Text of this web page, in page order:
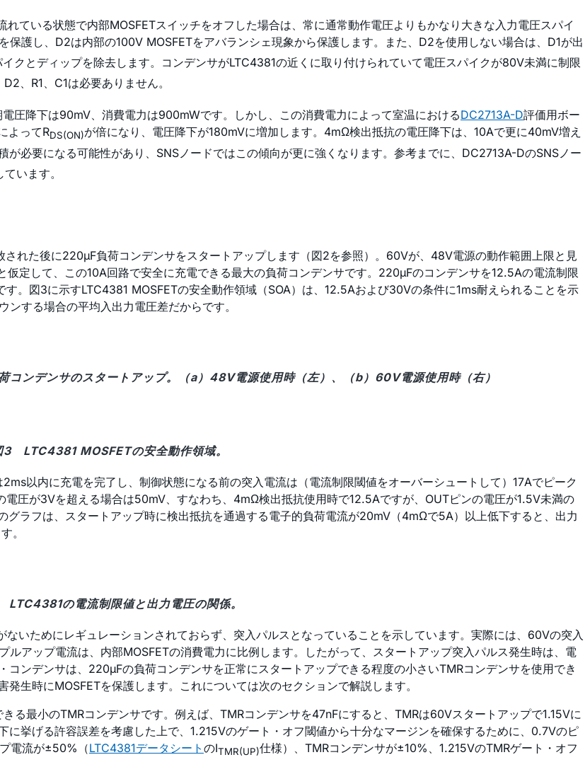
ている状態で内部MOSFETスイッチをオフした場合は、常に通常動作電圧よりもかなり大きな入力電圧スパイ
保護し、D2は内部の100V MOSFETをアバランシェ現象から保護します。また、D2を使用しない場合は、D1が出
クとディップを除去します。コンデンサがLTC4381の近くに取り付けられていて電圧スパイクが80V未満に制限
、R1、C1は必要ありません。
圧降下は90mV、消費電力は900mWです。しかし、この消費電力によって室温におけるDC2713A-D評価用ボー
よってRDS(ON)が倍になり、電圧降下が180mVに増加します。4mΩ検出抵抗の電圧降下は、10Aで更に40mV増え
必要になる可能性があり、SNSノードではこの傾向が更に強くなります。参考までに、DC2713A-DのSNSノー
います。
れた後に220µF負荷コンデンサをスタートアップします（図2を参照）。60Vが、48V電源の動作範囲上限と見
定して、この10A回路で安全に充電できる最大の負荷コンデンサです。220µFのコンデンサを12.5Aの電流制限
図3に示すLTC4381 MOSFETの安全動作領域（SOA）は、12.5Aおよび30Vの条件に1ms耐えられることを示
する場合の平均入出力電圧差だからです。
ンデンサのスタートアップ。（a）48V電源使用時（左）、（b）60V電源使用時（右）
3 LTC4381 MOSFETの安全動作領域。
以内に充電を完了し、制御状態になる前の突入電流は（電流制限閾値をオーバーシュートして）17Aでピーク
圧が3Vを超える場合は50mV、すなわち、4mΩ検出抵抗使用時で12.5Aですが、OUTピンの電圧が1.5V未満の
ラフは、スタートアップ時に検出抵抗を通過する電子的負荷電流が20mV（4mΩで5A）以上低下すると、出力
。
の電流制限値と出力電圧の関係。
いためにレギュレーションされておらず、突入パルスとなっていることを示しています。実際には、60Vの突入
アップ電流は、内部MOSFETの消費電力に比例します。したがって、スタートアップ突入パルス発生時は、電
ンデンサは、220µFの負荷コンデンサを正常にスタートアップできる程度の小さいTMRコンデンサを使用でき
生時にMOSFETを保護します。これについては次のセクションで解説します。
る最小のTMRコンデンサです。例えば、TMRコンデンサを47nFにすると、TMRは60Vスタートアップで1.15Vに
挙げる許容誤差を考慮した上で、1.215Vのゲート・オフ閾値から十分なマージンを確保するために、0.7Vのピ
電流が±50%（LTC4381データシート のITMR(UP)仕様）、TMRコンデンサが±10%、1.215VのTMRゲート・オフ